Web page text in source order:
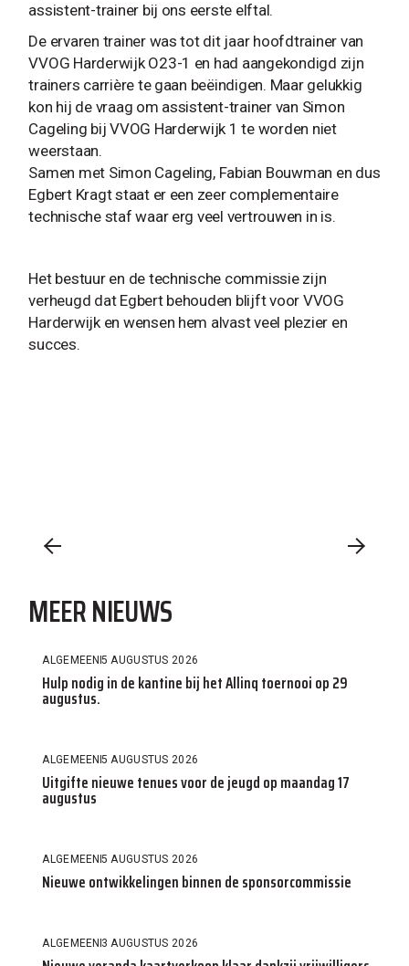
assistent-trainer bij ons eerste elftal.
De ervaren trainer was tot dit jaar hoofdtrainer van
VVOG Harderwijk O23-1 en had aangekondigd zijn
trainers carrière te gaan beëindigen. Maar gelukkig
kon hij de vraag om assistent-trainer van Simon
Cageling bij VVOG Harderwijk 1 te worden niet
weerstaan.
Samen met Simon Cageling, Fabian Bouwman en dus
Egbert Kragt staat er een zeer complementaire
technische staf waar erg veel vertrouwen in is.
Het bestuur en de technische commissie zijn
verheugd dat Egbert behouden blijft voor VVOG
Harderwijk en wensen hem alvast veel plezier en
succes.
MEER NIEUWS
ALGEMEEN5 AUGUSTUS 2026
Hulp nodig in de kantine bij het Allinq toernooi op 29
augustus.
ALGEMEEN5 AUGUSTUS 2026
Uitgifte nieuwe tenues voor de jeugd op maandag 17
augustus
ALGEMEEN5 AUGUSTUS 2026
Nieuwe ontwikkelingen binnen de sponsorcommissie
ALGEMEEN3 AUGUSTUS 2026